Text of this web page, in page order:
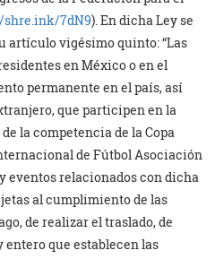
shre.ink/7dN9). En dicha Ley se
artículo vigésimo quinto: “Las
en México o en el
permanente en el país, así
que participen en la
la competencia de la Copa
de Fútbol Asociación
eventos relacionados con dicha
al cumplimiento de las
de realizar el traslado, de
que establecen las